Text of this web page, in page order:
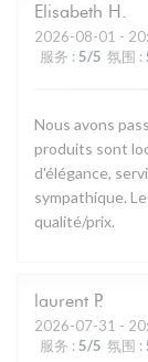
Elisabeth H
2026-08-01 -
服务 : 5/5 氛围 :
Nous avons
produits sont
d'élégance,
sympathique.
qualité/prix.
laurent P
2026-07-31 -
服务 : 5/5 氛围 :